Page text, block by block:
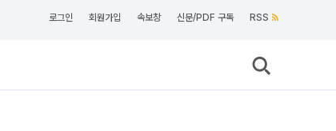
로그인 회원가입 속보창 신문/PDF 구독 RSS